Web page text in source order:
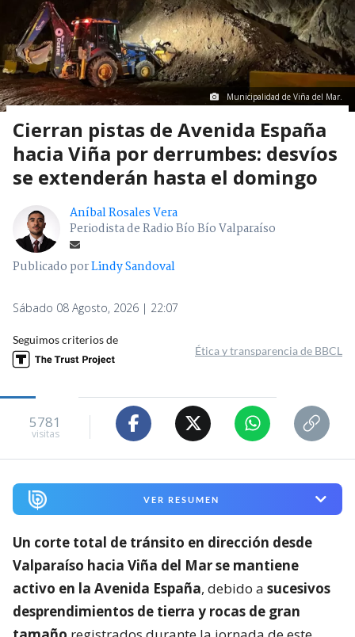
Municipalidad de Viña del Mar.
Cierran pistas de Avenida España
hacia Viña por derrumbes: desvíos
se extenderán hasta el domingo
Aníbal Rosales Vera
Periodista de Radio Bío Bío Valparaíso
Publicado porLindy Sandoval
Sábado 08 Agosto, 2026 | 22:07
Seguimos criterios de
Ética y transparencia de BBCL
5781
visitas
VER RESUMEN
Un corte total de tránsito en dirección desde
Valparaíso hacia Viña del Mar se mantiene
activo en la Avenida España, debido a sucesivos
desprendimientos de tierra y rocas de gran